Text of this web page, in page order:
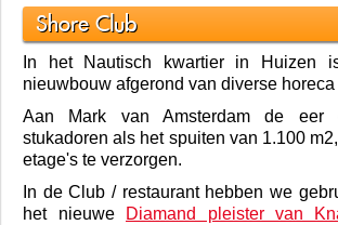
Shore Club
In het Nautisch kwartier in Huizen
nieuwbouw afgerond van diverse
Aan Mark van Amsterdam de eer
stukadoren als het spuiten van 1.100
etage's te verzorgen.
In de Club / restaurant hebben we
het nieuwe
Diamand pleister van